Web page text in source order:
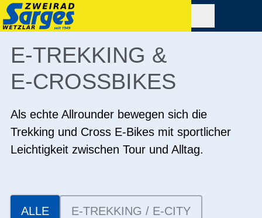
E-TREKKING &
E-CROSSBIKES
Als echte Allrounder bewegen sich die
Trekking und Cross E-Bikes mit sportlicher
Leichtigkeit zwischen Tour und Alltag.
ALLE E-TREKKING / E-CITY